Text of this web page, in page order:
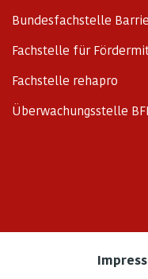
Bundesfachstelle
Fachstelle für
Fachstelle rehapro
Überwachungsstelle